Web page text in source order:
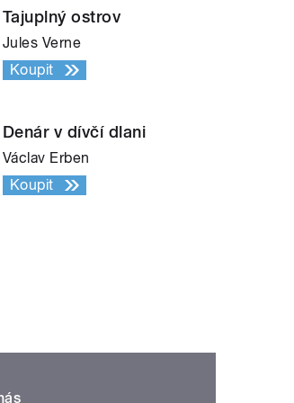
Tajuplný ostrov
Jules Verne
Koupit
Denár v dívčí dlani
Václav Erben
Koupit